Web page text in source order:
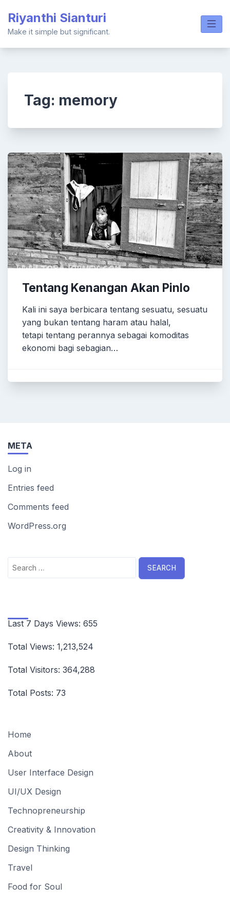
content
Riyanthi Sianturi
Make it simple but significant.
Tag: memory
Tentang Kenangan Akan Pinlo
Kali ini saya berbicara tentang sesuatu, sesuatu
yang bukan tentang haram atau halal,
tetapi tentang perannya sebagai komoditas
ekonomi bagi sebagian…
META
Log in
Entries feed
Comments feed
WordPress.org
Search
for:
Last 7 Days Views: 655
Total Views: 1,213,524
Total Visitors: 364,288
Total Posts: 73
Home
About
User Interface Design
UI/UX Design
Technopreneurship
Creativity & Innovation
Design Thinking
Travel
Food for Soul